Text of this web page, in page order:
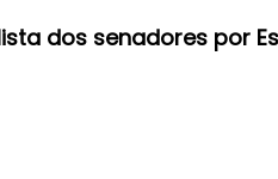
dos senadores por